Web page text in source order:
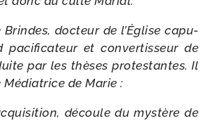
doc­teur de l’Église capu­
et conver­tis­seur de
par les thèses pro­tes­tantes. Il
de Marie :
découle du mys­tère de